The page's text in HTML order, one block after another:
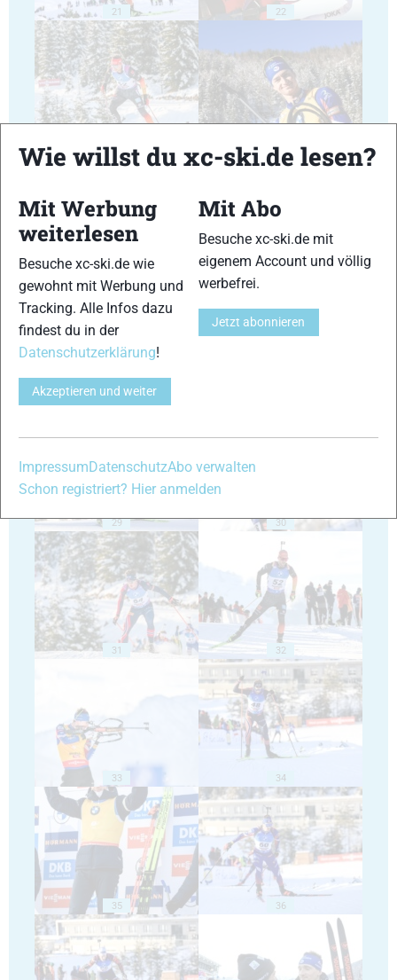
21 22
25 26
27
29 30
31 32
33 34
35 36
Wie willst du xc-ski.de lesen?
Mit Werbung
weiterlesen
Besuche xc-ski.de wie
gewohnt mit Werbung und
Tracking. Alle Infos dazu
findest du in der
Datenschutzerklärung!
Akzeptieren und weiter
Mit Abo
Besuche xc-ski.de mit
eigenem Account und völlig
werbefrei.
Jetzt abonnieren
ImpressumDatenschutzAbo verwalten
Schon registriert? Hier anmelden